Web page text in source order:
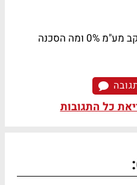
בכמה יירד החזר המשכנתא עקב מע"מ 0% ומה הסכנה
כל התגובות
: